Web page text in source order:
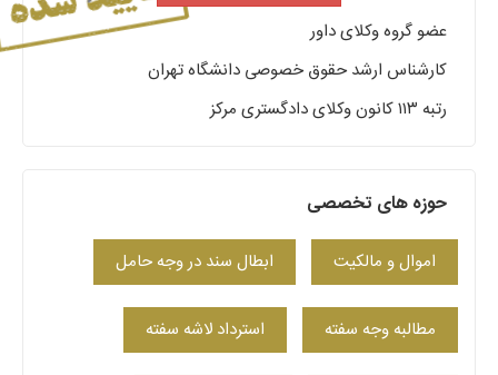
عضو گروه وکلای داور
کارشناس ارشد حقوق خصوصی دانشگاه تهران
رتبه ۱۱۳ کانون وکلای دادگستری مرکز
حوزه های تخصصی
اموال و مالکیت ابطال سند در وجه حامل
مطالبه وجه سفته استرداد لاشه سفته